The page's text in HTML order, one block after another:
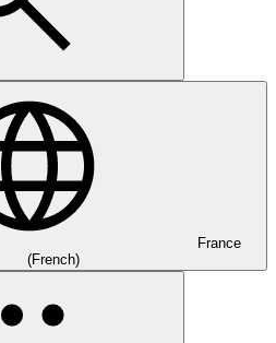
France
(French)